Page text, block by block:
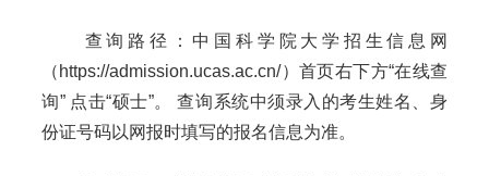
查询路径：中国科学院大学招生信息网
（https://admission.ucas.ac.cn/）首页右下方“在线查
询” 点击“硕士”。 查询系统中须录入的考生姓名、身
份证号码以网报时填写的报名信息为准。